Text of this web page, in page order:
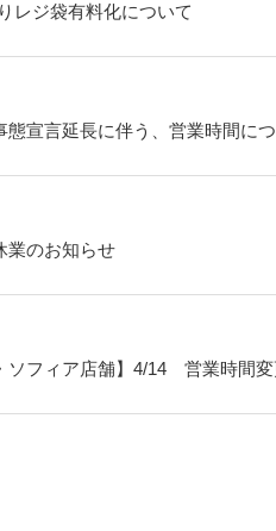
レジ袋有料化について
態宣言延長に伴う、営業時間に
業のお知らせ
ソフィア店舗】4/14 営業時間